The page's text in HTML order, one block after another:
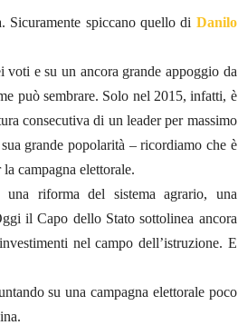
Sicuramente spiccano quello di Danilo
e su un ancora grande appoggio da
può sembrare. Solo nel 2015, infatti, è
consecutiva di un leader per massimo
grande popolarità – ricordiamo che è
campagna elettorale.
riforma del sistema agrario, una
il Capo dello Stato sottolinea ancora
nel campo dell’istruzione. E
su una campagna elettorale poco